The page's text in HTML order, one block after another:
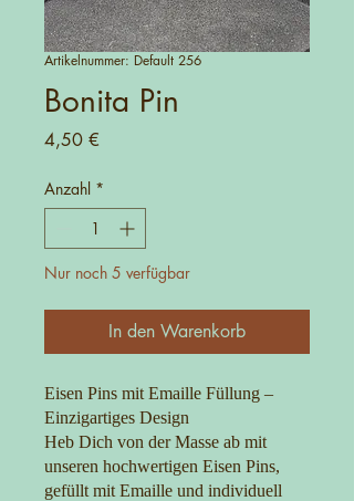
Artikelnummer: Default 256
Bonita Pin
4,50 €
Anzahl *
Nur noch 5 verfügbar
In den Warenkorb
Eisen Pins mit Emaille Füllung –
Einzigartiges Design
Heb Dich von der Masse ab mit
unseren hochwertigen Eisen Pins,
gefüllt mit Emaille und individuell